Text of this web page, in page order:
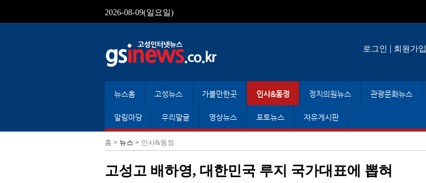
2026-08-09(일요일)
로그인 | 회원가입
뉴스홈 고성뉴스 가볼만한곳 인사&동정 정치의원뉴스 관광문화뉴스
알림마당 우리말글 영상뉴스 포토뉴스 자유게시판
홈 > 뉴스 > 인사&동정
고성고 배하영, 대한민국 루지 국가대표에 뽑혀